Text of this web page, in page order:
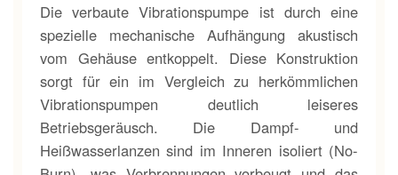
Die verbaute Vibrationspumpe ist durch eine
spezielle mechanische Aufhängung akustisch
vom Gehäuse entkoppelt. Diese Konstruktion
sorgt für ein im Vergleich zu herkömmlichen
Vibrationspumpen deutlich leiseres
Betriebsgeräusch. Die Dampf- und
Heißwasserlanzen sind im Inneren isoliert (No-